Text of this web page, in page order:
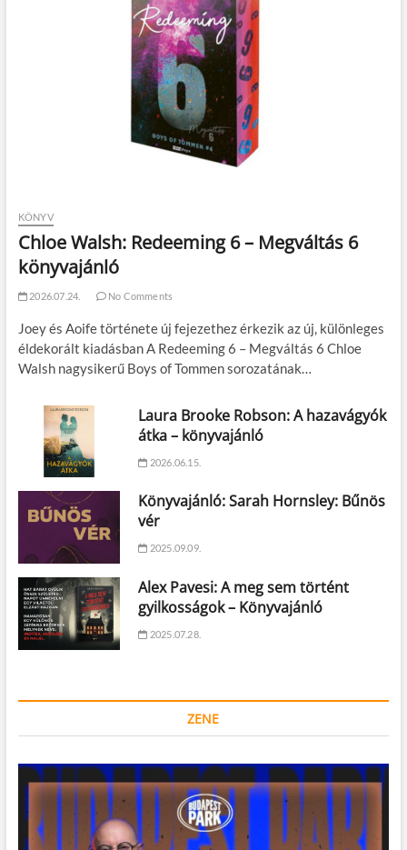
KÖNYV
Chloe Walsh: Redeeming 6 – Megváltás 6
könyvajánló
2026.07.24. No Comments
Joey és Aoife története új fejezethez érkezik az új, különleges
éldekorált kiadásban A Redeeming 6 – Megváltás 6 Chloe
Walsh nagysikerű Boys of Tommen sorozatának…
Laura Brooke Robson: A hazavágyók
átka – könyvajánló
2026.06.15.
Könyvajánló: Sarah Hornsley: Bűnös
vér
2025.09.09.
Alex Pavesi: A meg sem történt
gyilkosságok – Könyvajánló
2025.07.28.
ZENE